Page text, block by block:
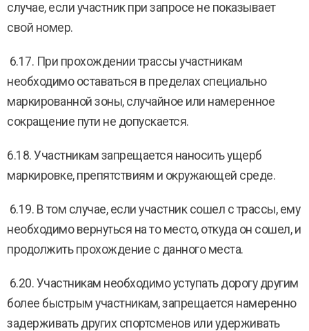
случае, если участник при запросе не показывает
свой номер.
6.17. При прохождении трассы участникам
необходимо оставаться в пределах специально
маркированной зоны, случайное или намеренное
сокращение пути не допускается.
6.18. Участникам запрещается наносить ущерб
маркировке, препятствиям и окружающей среде.
6.19. В том случае, если участник сошел с трассы, ему
необходимо вернуться на то место, откуда он сошел, и
продолжить прохождение с данного места.
6.20. Участникам необходимо уступать дорогу другим
более быстрым участникам, запрещается намеренно
задерживать других спортсменов или удерживать